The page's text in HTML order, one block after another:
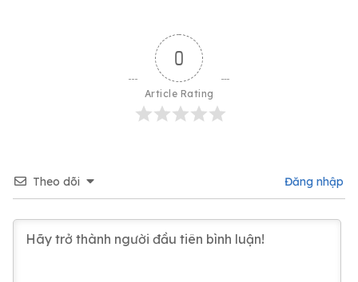
0
Article Rating
Theo dõi Đăng nhập